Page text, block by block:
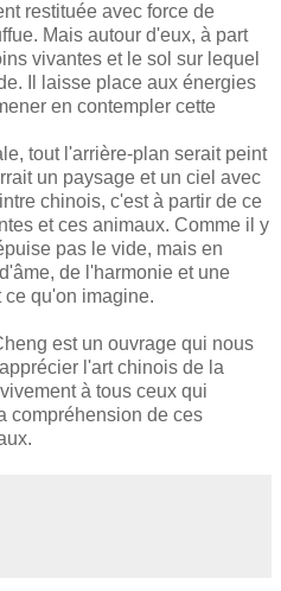
restituée avec force de
Mais autour d'eux, à part
vivantes et le sol sur lequel
Il laisse place aux énergies
en contempler cette
tout l'arrière-plan serait peint
un paysage et un ciel avec
chinois, c'est à partir de ce
et ces animaux. Comme il y
pas le vide, mais en
de l'harmonie et une
qu'on imagine.
est un ouvrage qui nous
l'art chinois de la
à tous ceux qui
compréhension de ces